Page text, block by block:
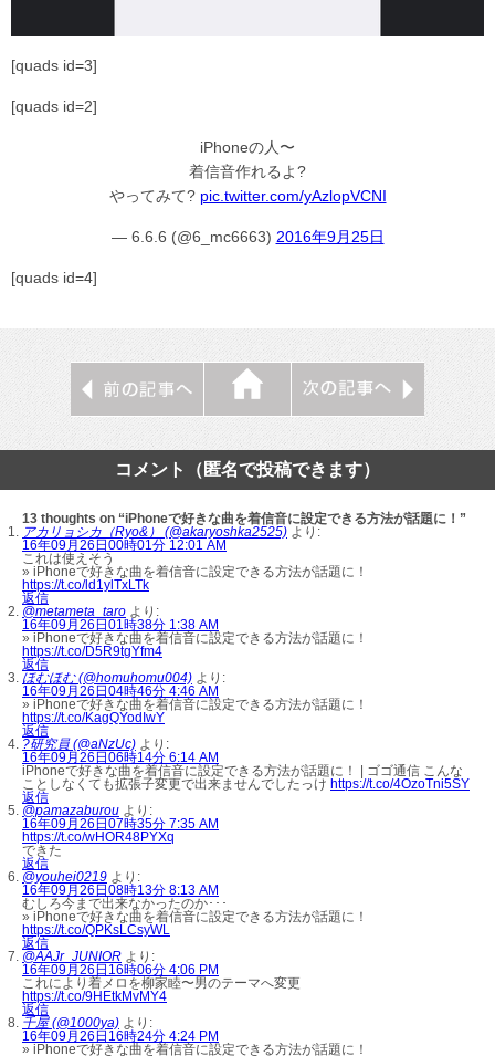
[quads id=3]
[quads id=2]
iPhoneの人〜
着信音作れるよ?
やってみて? pic.twitter.com/yAzlopVCNI
— 6.6.6 (@6_mc6663) 2016年9月25日
[quads id=4]
コメント（匿名で投稿できます）
13 thoughts on “iPhoneで好きな曲を着信音に設定できる方法が話題に！”
アカリョシカ（Ryo&） (@akaryoshka2525) より:
16年09月26日00時01分 12:01 AM
これは使えそう
» iPhoneで好きな曲を着信音に設定できる方法が話題に！
https://t.co/ld1ylTxLTk
返信
@metameta_taro より:
16年09月26日01時38分 1:38 AM
» iPhoneで好きな曲を着信音に設定できる方法が話題に！
https://t.co/D5R9tgYfm4
返信
ほむほむ (@homuhomu004) より:
16年09月26日04時46分 4:46 AM
» iPhoneで好きな曲を着信音に設定できる方法が話題に！
https://t.co/KagQYodIwY
返信
?研究員 (@aNzUc) より:
16年09月26日06時14分 6:14 AM
iPhoneで好きな曲を着信音に設定できる方法が話題に！ | ゴゴ通信 こんな
ことしなくても拡張子変更で出来ませんでしたっけ https://t.co/4OzoTni5SY
返信
@pamazaburou より:
16年09月26日07時35分 7:35 AM
https://t.co/wHOR48PYXq
できた
返信
@youhei0219 より:
16年09月26日08時13分 8:13 AM
むしろ今まで出来なかったのか･･･
» iPhoneで好きな曲を着信音に設定できる方法が話題に！
https://t.co/QPKsLCsyWL
返信
@AAJr_JUNIOR より:
16年09月26日16時06分 4:06 PM
これにより着メロを柳家睦〜男のテーマへ変更
https://t.co/9HEtkMvMY4
返信
千屋 (@1000ya) より:
16年09月26日16時24分 4:24 PM
» iPhoneで好きな曲を着信音に設定できる方法が話題に！